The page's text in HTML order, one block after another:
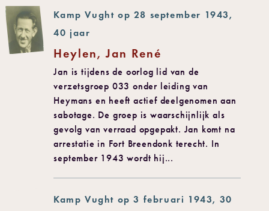
Kamp Vught op 28 september 1943,
40 jaar
Heylen, Jan René
Jan is tijdens de oorlog lid van de
verzetsgroep 033 onder leiding van
Heymans en heeft actief deelgenomen aan
sabotage. De groep is waarschijnlijk als
gevolg van verraad opgepakt. Jan komt na
arrestatie in Fort Breendonk terecht. In
september 1943 wordt hij...
Kamp Vught op 3 februari 1943, 30